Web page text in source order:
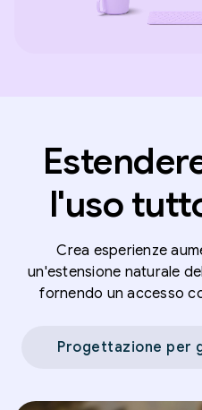
l'uso
Crea esperienze
un'estensione naturale
fornendo un accesso
Progettazione per